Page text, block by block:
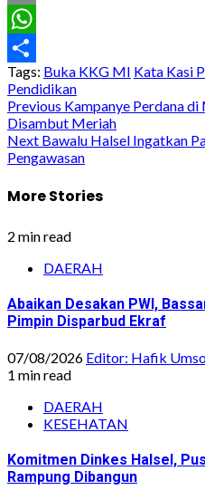
Email
WhatsApp
Share
Tags: Buka KKG MI Kata Kasi
Pendidikan
Post
navigation
Previous Kampanye Perdana
Disambut Meriah
Next Bawalu Halsel Ingatkan
Pengawasan
More Stories
2 min read
DAERAH
Abaikan Desakan PWI,
Pimpin Disparbud Ekraf
07/08/2026 Editor: Hafik
1 min read
DAERAH
KESEHATAN
Komitmen Dinkes Halsel,
Rampung Dibangun